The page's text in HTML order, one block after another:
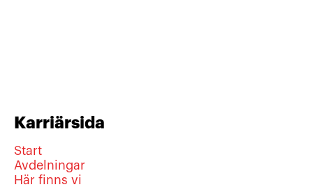
Karriärsida
Start
Avdelningar
Här finns vi